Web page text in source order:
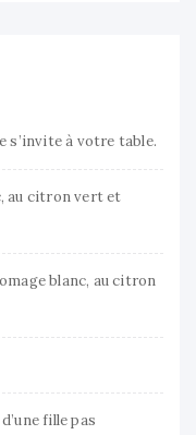
s’invite à votre table.
au citron vert et
blanc, au citron
fille pas